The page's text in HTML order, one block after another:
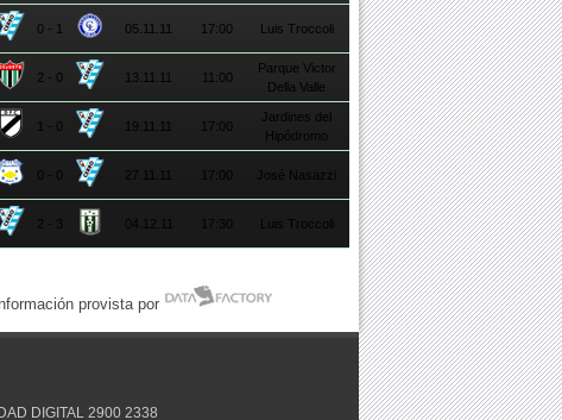
0 - 1 05.11.11 17:00 Luis Troccoli
2 - 0 13.11.11 11:00
Parque Victor
Della Valle
1 - 0 19.11.11 17:00
Jardines del
Hipódromo
0 - 0 27.11.11 17:00 José Nasazzi
2 - 3 04.12.11 17:30 Luis Troccoli
Información provista por
DIGITAL 2900 2338